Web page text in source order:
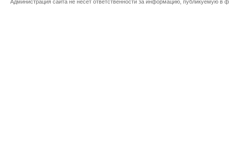
Администрация сайта не несет ответственности за информацию, публикуемую